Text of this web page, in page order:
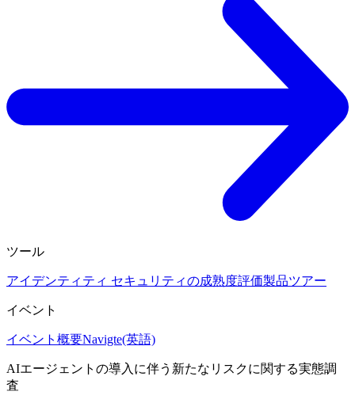
ツール
アイデンティティ セキュリティの成熟度評価製品ツアー
イベント
イベント概要Navigte(英語)
AIエージェントの導入に伴う新たなリスクに関する実態調
査